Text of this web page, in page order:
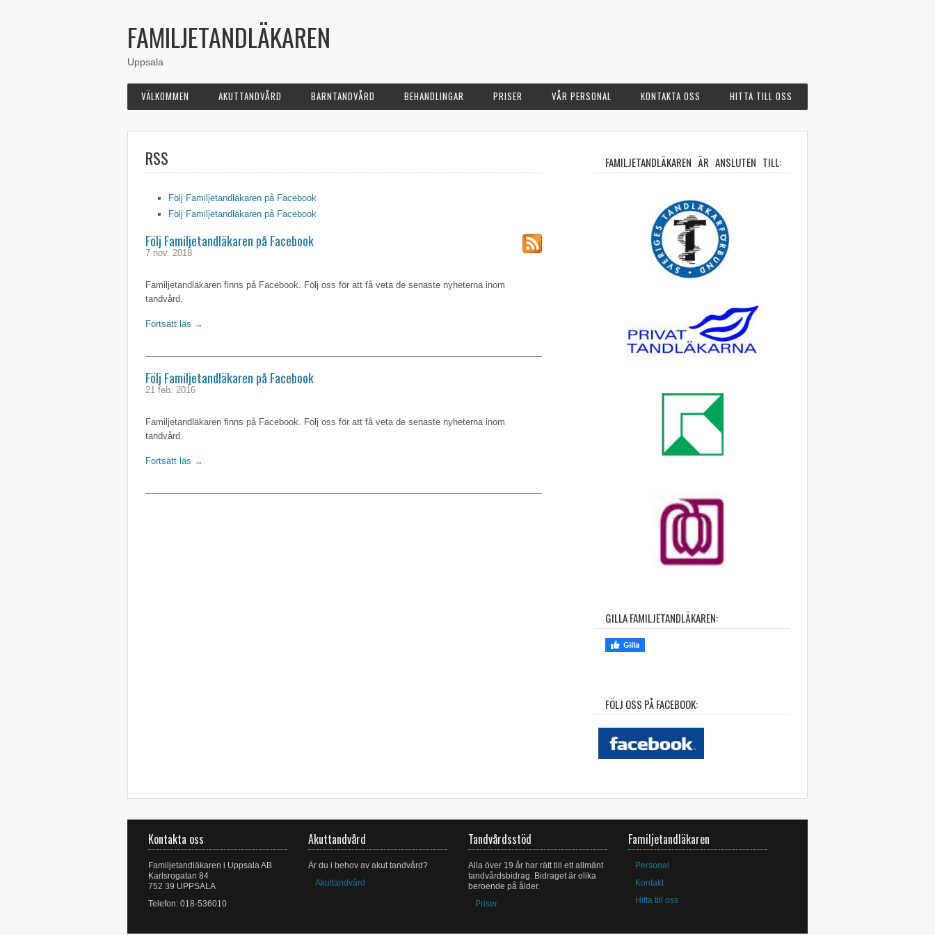
FAMILJETANDLÄKAREN
Uppsala
VÄLKOMMEN AKUTTANDVÅRD BARNTANDVÅRD BEHANDLINGAR PRISER VÅR PERSONAL KONTAKTA OSS HITTA TILL OSS
RSS
Följ Familjetandläkaren på Facebook
Följ Familjetandläkaren på Facebook
Följ Familjetandläkaren på Facebook
7 nov. 2018
Familjetandläkaren finns på Facebook. Följ oss för att få veta de senaste nyheterna inom
tandvård.
Fortsätt läs →
Följ Familjetandläkaren på Facebook
21 feb. 2016
Familjetandläkaren finns på Facebook. Följ oss för att få veta de senaste nyheterna inom
tandvård.
Fortsätt läs →
FAMILJETANDLÄKAREN ÄR ANSLUTEN TILL:
GILLA FAMILJETANDLÄKAREN:
FÖLJ OSS PÅ FACEBOOK:
Kontakta oss
Familjetandläkaren i Uppsala AB
Karlsrogatan 84
752 39 UPPSALA
Telefon: 018-536010
Akuttandvård
Är du i behov av akut tandvård?
Akuttandvård
Tandvårdsstöd
Alla över 19 år har rätt till ett allmänt
tandvårdsbidrag. Bidraget är olika
beroende på ålder.
Priser
Familjetandläkaren
Personal
Kontakt
Hitta till oss